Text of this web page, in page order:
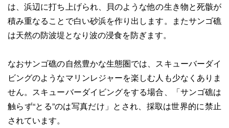
は、浜辺に打ち上げられ、貝のような他の生き物と死骸が
積み重なることで白い砂浜を作り出します。またサンゴ礁
は天然の防波堤となり波の浸食を防ぎます。
なおサンゴ礁の自然豊かな生態圏では、スキューバーダイ
ビングのようなマリンレジャーを楽しむ人も少なくありま
せん。スキューバーダイビングをする場合、「サンゴ礁は
触らず“とる”のは写真だけ」とされ、採取は世界的に禁止
されています。